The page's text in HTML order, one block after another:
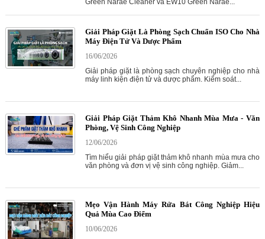
Green Narae Cleaner và EW10 Green Narae...
Giải Pháp Giặt Là Phòng Sạch Chuẩn ISO Cho Nhà
Máy Điện Tử Và Dược Phẩm
16/06/2026
Giải pháp giặt là phòng sạch chuyên nghiệp cho nhà
máy linh kiện điện tử và dược phẩm. Kiểm soát...
Giải Pháp Giặt Thảm Khô Nhanh Mùa Mưa - Văn
Phòng, Vệ Sinh Công Nghiệp
12/06/2026
Tìm hiểu giải pháp giặt thảm khô nhanh mùa mưa cho
văn phòng và đơn vị vệ sinh công nghiệp. Giảm...
Mẹo Vận Hành Máy Rửa Bát Công Nghiệp Hiệu
Quả Mùa Cao Điểm
10/06/2026